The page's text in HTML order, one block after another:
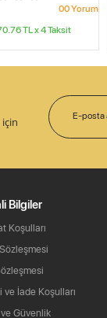
00Yorum
TL x4Taksit
Bilgiler
Koşulları
ve İade Koşulları
Güvenlik